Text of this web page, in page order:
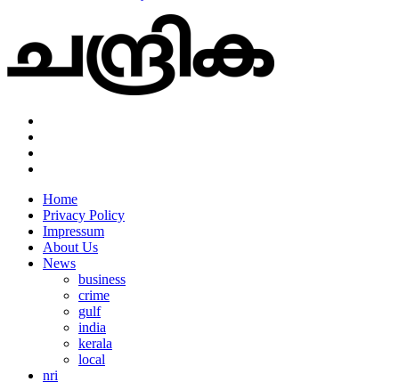
Home
Privacy Policy
Impressum
About Us
News
business
crime
gulf
india
kerala
local
nri